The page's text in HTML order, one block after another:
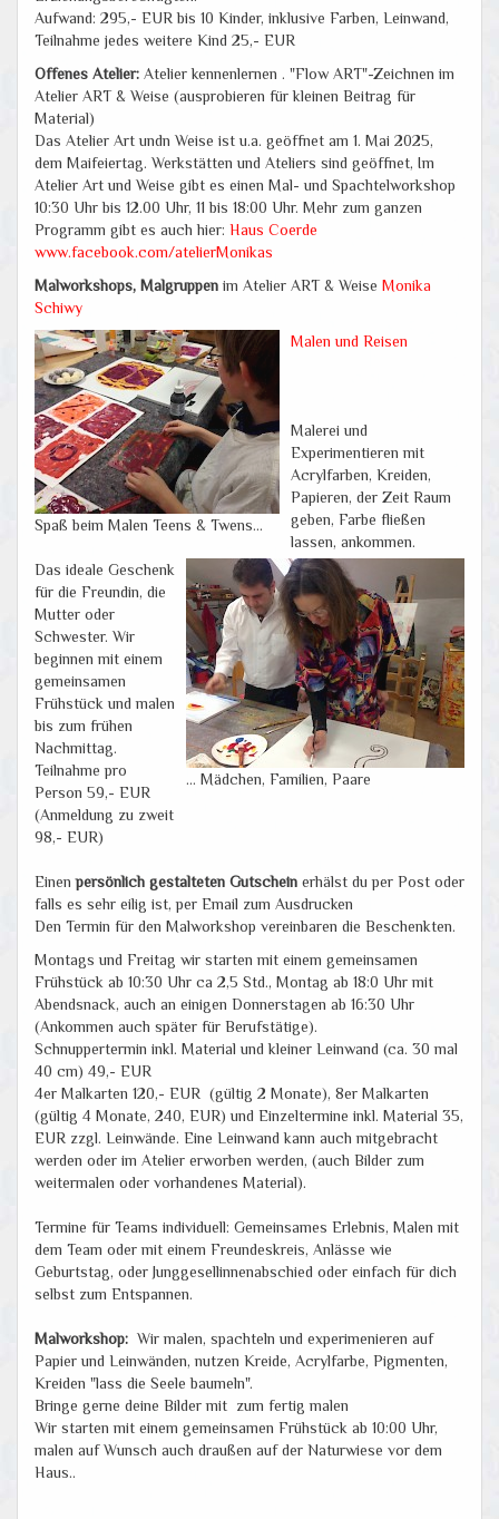
Aufwand: 295,- EUR bis 10 Kinder, inklusive Farben, Leinwand,
Teilnahme jedes weitere Kind 25,- EUR
Offenes Atelier: Atelier kennenlernen . "Flow ART"-Zeichnen im
Atelier ART & Weise (ausprobieren für kleinen Beitrag für
Material)
Das Atelier Art undn Weise ist u.a. geöffnet am 1. Mai 2025,
dem Maifeiertag. Werkstätten und Ateliers sind geöffnet, Im
Atelier Art und Weise gibt es einen Mal- und Spachtelworkshop
10:30 Uhr bis 12.00 Uhr, 11 bis 18:00 Uhr. Mehr zum ganzen
Programm gibt es auch hier: Haus Coerde
www.facebook.com/atelierMonikas
Malworkshops, Malgruppen im Atelier ART & Weise Monika
Schiwy
Spaß beim Malen Teens & Twens...
... Mädchen, Familien, Paare
Malen und Reisen
Malerei und
Experimentieren mit
Acrylfarben, Kreiden,
Papieren, der Zeit Raum
geben, Farbe fließen
lassen, ankommen.
Das ideale Geschenk
für die Freundin, die
Mutter oder
Schwester. Wir
beginnen mit einem
gemeinsamen
Frühstück und malen
bis zum frühen
Nachmittag.
Teilnahme pro
Person 59,- EUR
(Anmeldung zu zweit
98,- EUR)
Einenpersönlich gestalteten Gutschein erhälst du per Post oder
falls es sehr eilig ist, per Email zum Ausdrucken
Den Termin für den Malworkshop vereinbaren die Beschenkten.
Montags und Freitag wir starten mit einem gemeinsamen
Frühstück ab 10:30 Uhr ca 2,5 Std., Montag ab 18:0 Uhr mit
Abendsnack, auch an einigen Donnerstagen ab 16:30 Uhr
(Ankommen auch später für Berufstätige).
Schnuppertermin inkl. Material und kleiner Leinwand (ca. 30 mal
40 cm) 49,- EUR
4er Malkarten 120,- EUR (gültig 2 Monate), 8er Malkarten
(gültig 4 Monate, 240, EUR) und Einzeltermine inkl. Material 35,
EUR zzgl. Leinwände. Eine Leinwand kann auch mitgebracht
werden oder im Atelier erworben werden, (auch Bilder zum
weitermalen oder vorhandenes Material).
Termine für Teams individuell: Gemeinsames Erlebnis, Malen mit
dem Team oder mit einem Freundeskreis, Anlässe wie
Geburtstag, oder Junggesellinnenabschied oder einfach für dich
selbst zum Entspannen.
Malworkshop: Wir malen, spachteln und experimenieren auf
Papier und Leinwänden, nutzen Kreide, Acrylfarbe, Pigmenten,
Kreiden "lass die Seele baumeln".
Bringe gerne deine Bilder mit zum fertig malen
Wir starten mit einem gemeinsamen Frühstück ab 10:00 Uhr,
malen auf Wunsch auch draußen auf der Naturwiese vor dem
Haus..